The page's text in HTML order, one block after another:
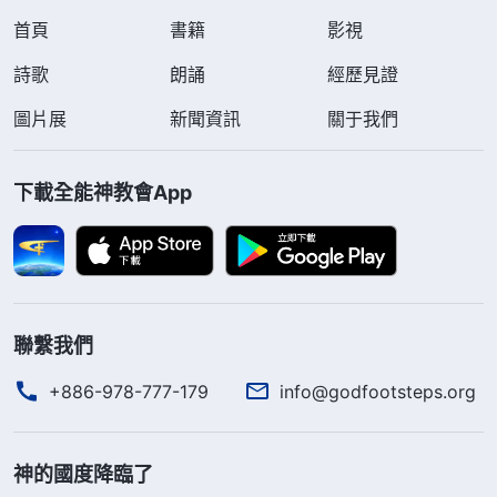
首頁 書籍
影視
詩歌
朗誦
經歷見證
圖片展
新聞資訊 關于我們
下載全能神教會App
聯繫我們
+886-978-777-179 info@godfootsteps.org
神的國度降臨了